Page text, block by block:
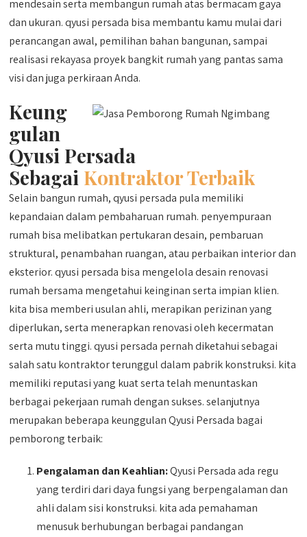
mendesain serta membangun rumah atas bermacam gaya
dan ukuran. qyusi persada bisa membantu kamu mulai dari
perancangan awal, pemilihan bahan bangunan, sampai
realisasi rekayasa proyek bangkit rumah yang pantas sama
visi dan juga perkiraan Anda.
Keung
gulan
Qyusi Persada
Sebagai Kontraktor Terbaik
Selain bangun rumah, qyusi persada pula memiliki
kepandaian dalam pembaharuan rumah. penyempuraan
rumah bisa melibatkan pertukaran desain, pembaruan
struktural, penambahan ruangan, atau perbaikan interior dan
eksterior. qyusi persada bisa mengelola desain renovasi
rumah bersama mengetahui keinginan serta impian klien.
kita bisa memberi usulan ahli, merapikan perizinan yang
diperlukan, serta menerapkan renovasi oleh kecermatan
serta mutu tinggi. qyusi persada pernah diketahui sebagai
salah satu kontraktor terunggul dalam pabrik konstruksi. kita
memiliki reputasi yang kuat serta telah menuntaskan
berbagai pekerjaan rumah dengan sukses. selanjutnya
merupakan beberapa keunggulan Qyusi Persada bagai
pemborong terbaik:
Pengalaman dan Keahlian:Qyusi Persada ada regu
yang terdiri dari daya fungsi yang berpengalaman dan
ahli dalam sisi konstruksi. kita ada pemahaman
menusuk berhubungan berbagai pandangan